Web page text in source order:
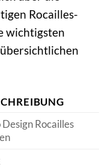
Rocailles-
wichtigsten
Design Rocailles